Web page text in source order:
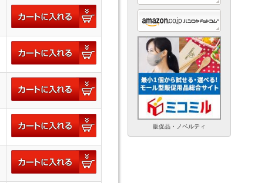
販促品・ノベルティ